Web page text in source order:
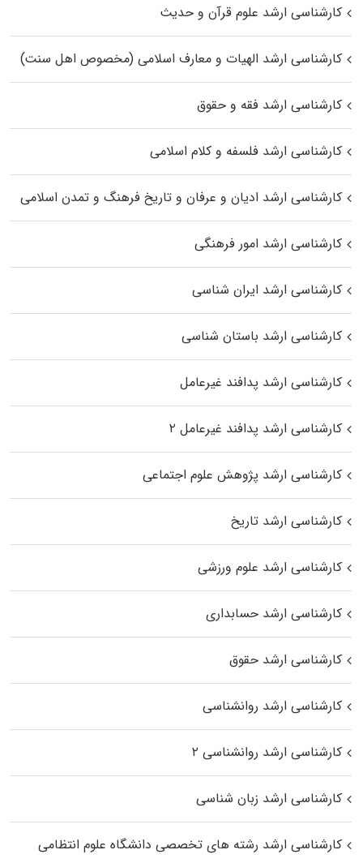
کارشناسی ارشد علوم قرآن و حدیث
کارشناسی ارشد الهیات و معارف اسلامی (مخصوص اهل سنت)
کارشناسی ارشد فقه و حقوق
کارشناسی ارشد فلسفه و کلام اسلامی
کارشناسی ارشد ادیان و عرفان و تاریخ فرهنگ و تمدن اسلامی
کارشناسی ارشد امور فرهنگی
کارشناسی ارشد ایران شناسی
کارشناسی ارشد باستان شناسی
کارشناسی ارشد پدافند غیرعامل
کارشناسی ارشد پدافند غیرعامل ۲
کارشناسی ارشد پژوهش علوم اجتماعی
کارشناسی ارشد تاریخ
کارشناسی ارشد علوم ورزشی
کارشناسی ارشد حسابداری
کارشناسی ارشد حقوق
کارشناسی ارشد روانشناسی
کارشناسی ارشد روانشناسی ۲
کارشناسی ارشد زبان شناسی
کارشناسی ارشد رﺷﺘﻪ ﻫﺎی تخصصی داﻧﺸﮕﺎه ﻋﻠﻮم انتظامی